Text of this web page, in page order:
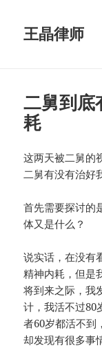
王晶律师
二舅到底
耗
这两天被二舅的
二舅有没有治好
首先需要探讨的
体又是什么？
说实话，在没有
精神内耗，但是
将到来之际，我
计，我活不过80
者60岁都活不到
却发现有很多事